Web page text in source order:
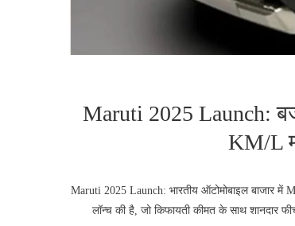
Maruti 2025 Launch:
KM/L
Maruti 2025 Launch: भारतीय ऑटोमोबाइल बाजार
लॉन्च की है, जो किफायती कीमत के साथ